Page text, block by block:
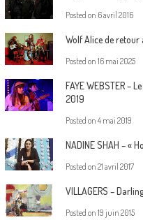
Posted on 6 avril 2016
Wolf Alice de retour
Posted on 16 mai 2025
FAYE WEBSTER –
2019
Posted on 4 mai 2019
NADINE SHAH – «
Posted on 21 avril 2017
VILLAGERS –
Posted on 19 juin 2015